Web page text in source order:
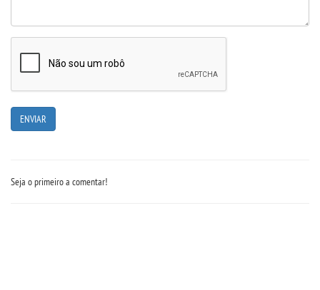
IMPRENSA
Seja o primeiro a comentar!